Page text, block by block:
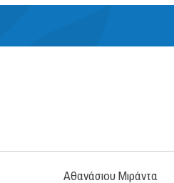
Αθανάσιου Μιράντα